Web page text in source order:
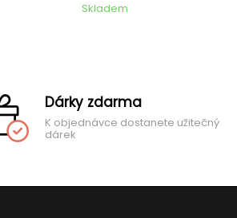
Skladem
Dárky zdarma
K objednávce dostanete užitečný
dárek